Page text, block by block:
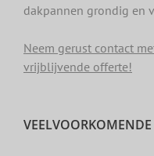
dakpannen grondig en
Neem gerust contact
vrijblijvende offerte!
VEELVOORKOMENDE